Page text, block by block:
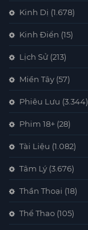
Kinh Dị (1.678)
Kinh Điển (15)
Lịch Sử (213)
Miền Tây (57)
Phiêu Lưu (3.344)
Phim 18+ (28)
Tài Liệu (1.082)
Tâm Lý (3.676)
Thần Thoại (18)
Thể Thao (105)